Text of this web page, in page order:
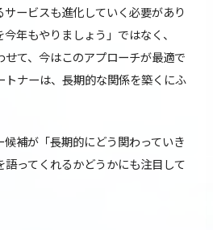
ービスも進化していく必要があり
年もやりましょう」ではなく、
せて、今はこのアプローチが最適で
トナーは、長期的な関係を築くにふ
補が「長期的にどう関わっていき
ってくれるかどうかにも注目して